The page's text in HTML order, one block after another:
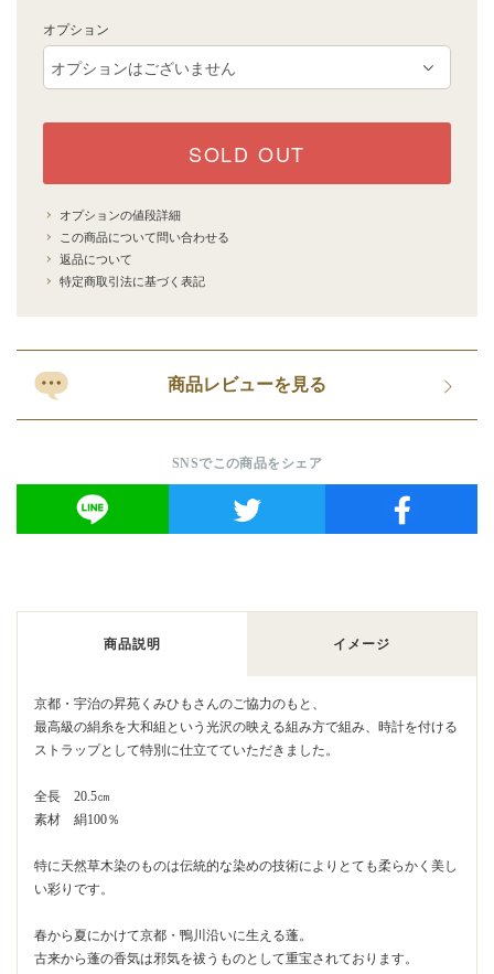
オプション
SOLD OUT
オプションの値段詳細
この商品について問い合わせる
返品について
特定商取引法に基づく表記
商品レビューを見る
SNSでこの商品をシェア
商品説明 イメージ
京都・宇治の昇苑くみひも さんのご協力のもと、
最高級の絹糸を大和組という光沢の映える組み方で組み、時計を付ける
ストラップとして特別に仕立てていただきました。
全長 20.5㎝
素材 絹100％
特に天然草木染のものは伝統的な染めの技術によりとても柔らかく美し
い彩りです。
春から夏にかけて京都・鴨川沿いに生える蓬。
古来から蓬の香気は邪気を祓うものとして重宝されております。